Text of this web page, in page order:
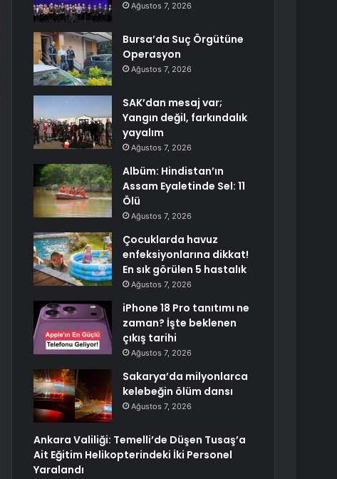
Ağustos 7, 2026
Bursa’da Suç Örgütüne
Operasyon
Ağustos 7, 2026
SAK’dan mesaj var;
Yangın değil, farkındalık
yayalım
Ağustos 7, 2026
Albüm: Hindistan’ın
Assam Eyaletinde Sel: 11
Ölü
Ağustos 7, 2026
Çocuklarda havuz
enfeksiyonlarına dikkat!
En sık görülen 5 hastalık
Ağustos 7, 2026
iPhone 18 Pro tanıtımı ne
zaman? İşte beklenen
çıkış tarihi
Ağustos 7, 2026
Sakarya’da milyonlarca
kelebeğin ölüm dansı
Ağustos 7, 2026
Ankara Valiliği: Temelli’de Düşen Tusaş’a
Ait Eğitim Helikopterindeki İki Personel
Yaralandı